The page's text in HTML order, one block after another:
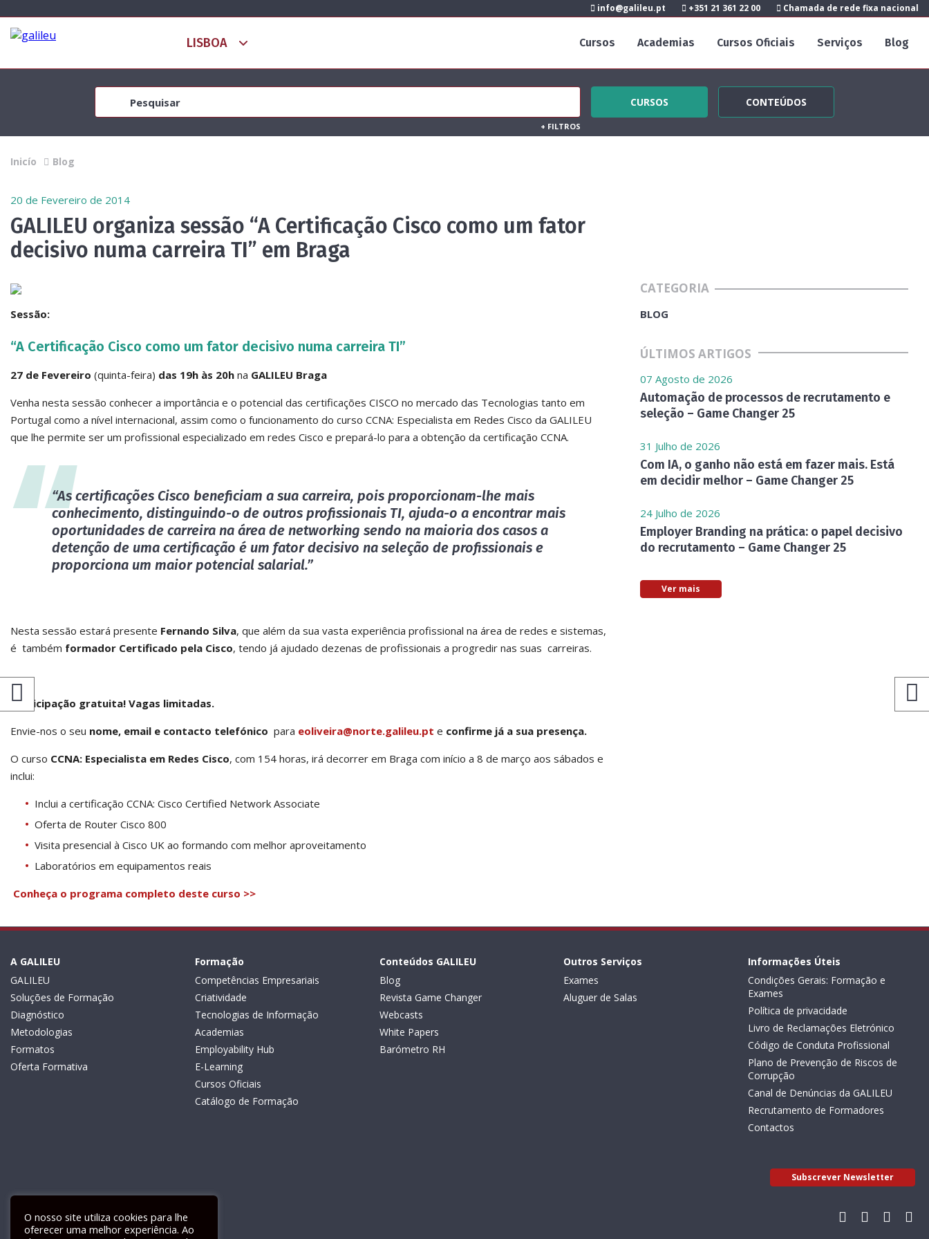
info@galileu.pt +351 21 361 22 00 Chamada de rede fixa nacional
Cursos Academias Cursos Oficiais Serviços Blog
CURSOS CONTEÚDOS
+ FILTROS
Inicío Blog
20 de Fevereiro de 2014
GALILEU organiza sessão “A Certificação Cisco como um fator
decisivo numa carreira TI” em Braga
Sessão:
“A Certificação Cisco como um fator decisivo numa carreira TI”
27 de Fevereiro (quinta-feira) das 19h às 20h na GALILEU Braga
Venha nesta sessão conhecer a importância e o potencial das certificações CISCO no mercado das Tecnologias tanto em
Portugal como a nível internacional, assim como o funcionamento do curso CCNA: Especialista em Redes Cisco da GALILEU
que lhe permite ser um profissional especializado em redes Cisco e prepará-lo para a obtenção da certificação CCNA.
“Ascertificações Cisco beneficiam a sua carreira, pois proporcionam-lhe mais
conhecimento, distinguindo-o de outros profissionais TI, ajuda-o a encontrarmais
oportunidades de carreira na área de networking sendo na maioria dos casos a
detenção de uma certificação é um fator decisivo na seleção de profissionais e
proporciona um maiorpotencial salarial.”
Nesta sessão estará presente Fernando Silva, que além da sua vasta experiência profissional na área de redes e sistemas,
é também formador Certificado pela Cisco, tendo já ajudado dezenas de profissionais a progredir nas suas carreiras.
Participação gratuita! Vagas limitadas.
Envie-nos o seu nome, email e contacto telefónico para eoliveira@norte.galileu.pt e confirme já a sua presença.
O curso CCNA: Especialista em Redes Cisco, com 154 horas, irá decorrer em Braga com início a 8 de março aos sábados e
inclui:
Inclui a certificação CCNA: Cisco Certified Network Associate
Oferta de Router Cisco 800
Visita presencial à Cisco UK ao formando com melhor aproveitamento
Laboratórios em equipamentos reais
Conheça o programa completo deste curso >>
CATEGORIA
BLOG
ÚLTIMOS ARTIGOS
07 Agosto de 2026
Automação de processos de recrutamento e
seleção – Game Changer 25
31 Julho de 2026
Com IA, o ganho não está em fazer mais. Está
em decidir melhor – Game Changer 25
24 Julho de 2026
Employer Branding na prática: o papel decisivo
do recrutamento – Game Changer 25
Ver mais
A GALILEU
GALILEU
Soluções de Formação
Diagnóstico
Metodologias
Formatos
Oferta Formativa
Formação
Competências Empresariais
Criatividade
Tecnologias de Informação
Academias
Employability Hub
E-Learning
Cursos Oficiais
Catálogo de Formação
Conteúdos GALILEU
Blog
Revista Game Changer
Webcasts
White Papers
Barómetro RH
Outros Serviços
Exames
Aluguer de Salas
Informações Úteis
Condições Gerais: Formação e
Exames
Política de privacidade
Livro de Reclamações Eletrónico
Código de Conduta Profissional
Plano de Prevenção de Riscos de
Corrupção
Canal de Denúncias da GALILEU
Recrutamento de Formadores
Contactos
Subscrever Newsletter
O nosso site utiliza cookies para lhe
oferecer uma melhor experiência. Ao